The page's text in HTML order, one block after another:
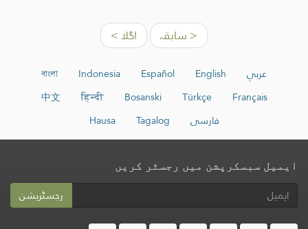
< سابقہ اگلا >
عربي English
Español
Indonesia
বাংলা
Français
Türkçe
Bosanski
हिन्दी
中文
فارسی
Tagalog
Hausa
ایمیل سبسکرپشن میں رجسٹر کریں
رجسٹریشن